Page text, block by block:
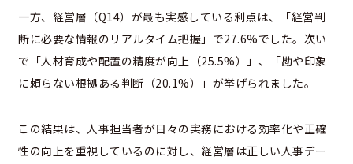
一方、経営層（Q14）が最も実感している利点は、「経営判
断に必要な情報のリアルタイム把握」で27.6%でした。次い
で「人材育成や配置の精度が向上（25.5%）」、「勘や印象
に頼らない根拠ある判断（20.1%）」が挙げられました。
この結果は、人事担当者が日々の実務における効率化や正確
性の向上を重視しているのに対し、経営層は正しい人事デー